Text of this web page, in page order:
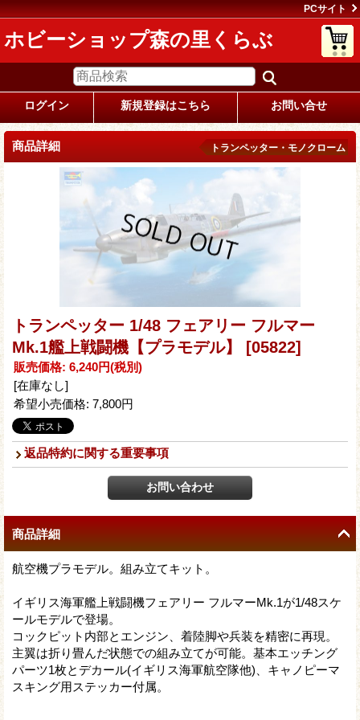
PCサイト
ホビーショップ森の里くらぶ
ログイン 新規登録はこちら お問い合せ
商品詳細 トランペッター・モノクローム
トランペッター 1/48 フェアリー フルマー
Mk.1艦上戦闘機【プラモデル】
[05822]
販売価格: 6,240円(税別)
[在庫なし]
希望小売価格: 7,800円
返品特約に関する重要事項
商品詳細
航空機プラモデル。組み立てキット。
イギリス海軍艦上戦闘機フェアリー フルマーMk.1が1/48スケ
ールモデルで登場。
コックピット内部とエンジン、着陸脚や兵装を精密に再現。
主翼は折り畳んだ状態での組み立てが可能。基本エッチング
パーツ1枚とデカール(イギリス海軍航空隊他)、キャノピーマ
スキング用ステッカー付属。